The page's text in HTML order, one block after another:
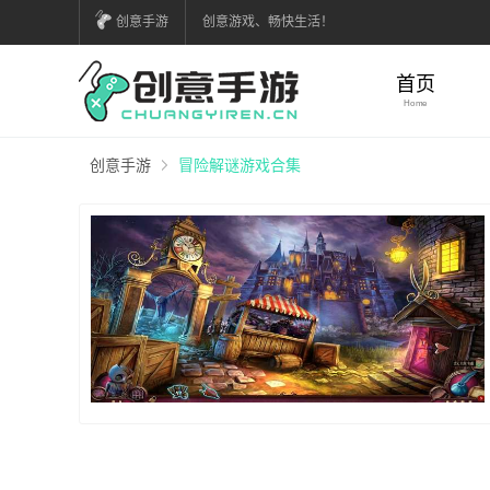
创意手游 创意游戏、畅快生活！
首页
Home
创意手游 冒险解谜游戏合集